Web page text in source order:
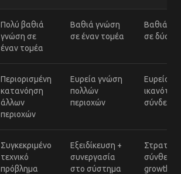
Πολύ βαθιά
γνώση σε
έναν τομέα
Βαθιά γνώση
σε έναν τομέα
Βαθιά
σε δύο+
Περιορισμένη
κατανόηση
άλλων
περιοχών
Ευρεία γνώση
πολλών
περιοχών
Ευρεία
σύνδεσης
Συγκεκριμένο
τεχνικό
πρόβλημα
Εξειδίκευση +
συνεργασία
στο σύστημα
σύνθεση
growth